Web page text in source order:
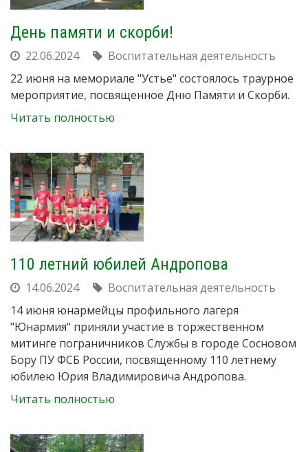
День памяти и скорби!
22.06.2024
Воспитательная деятельность
22 июня на мемориале "Устье" состоялось траурное
мероприятие, посвященное Дню Памяти и Скорби.
Читать полностью
110 летний юбилей Андропова
14.06.2024
Воспитательная деятельность
14 июня юнармейцы профильного лагеря
"Юнармия" приняли участие в торжественном
митинге пограничников Службы в городе Сосновом
Бору ПУ ФСБ России, посвященному 110 летнему
юбилею Юрия Владимировича Андропова.
Читать полностью